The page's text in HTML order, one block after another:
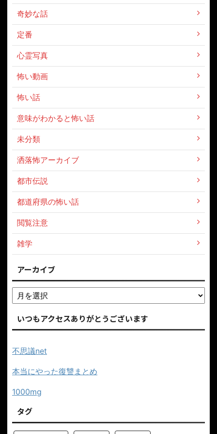
奇妙な話
定番
心霊写真
怖い動画
怖い話
意味がわかると怖い話
未分類
洒落怖アーカイブ
都市伝説
都道府県の怖い話
閲覧注意
雑学
アーカイブ
いつもアクセスありがとうございます
不思議net
本当にやった復讐まとめ
1000mg
タグ